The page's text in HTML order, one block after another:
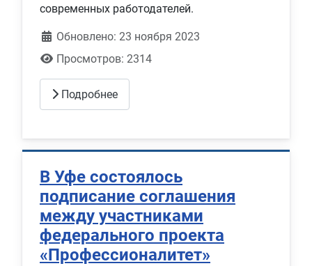
современных работодателей.
Обновлено: 23 ноября 2023
Просмотров: 2314
Подробнее
В Уфе состоялось
подписание соглашения
между участниками
федерального проекта
«Профессионалитет»